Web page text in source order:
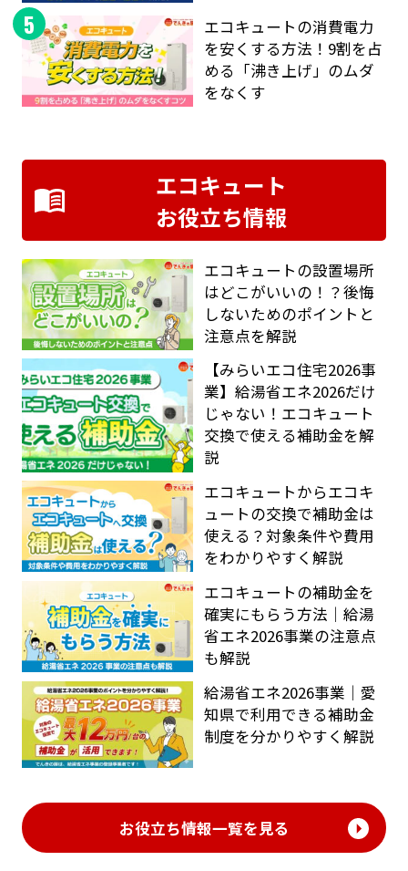
5
エコキュートの消費電力
を安くする方法！9割を占
める「沸き上げ」のムダ
をなくす
エコキュート
お役立ち情報
エコキュートの設置場所
はどこがいいの！？後悔
しないためのポイントと
注意点を解説
【みらいエコ住宅2026事
業】給湯省エネ2026だけ
じゃない！エコキュート
交換で使える補助金を解
説
エコキュートからエコキ
ュートの交換で補助金は
使える？対象条件や費用
をわかりやすく解説
エコキュートの補助金を
確実にもらう方法｜給湯
省エネ2026事業の注意点
も解説
給湯省エネ2026事業｜愛
知県で利用できる補助金
制度を分かりやすく解説
お役立ち情報一覧を見る